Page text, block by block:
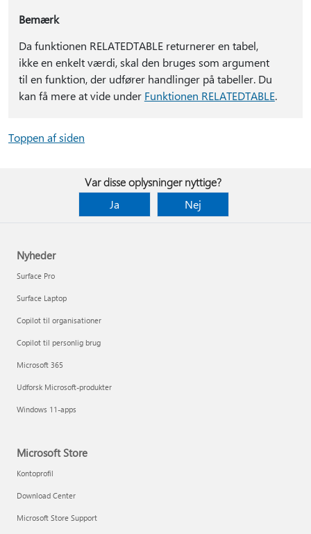
Bemærk
Da funktionen RELATEDTABLE returnerer en tabel,
ikke en enkelt værdi, skal den bruges som argument
til en funktion, der udfører handlinger på tabeller. Du
kan få mere at vide under Funktionen RELATEDTABLE.
Toppen af siden
Var disse oplysninger nyttige?
Ja
Nej
Nyheder
Surface Pro
Surface Laptop
Copilot til organisationer
Copilot til personlig brug
Microsoft 365
Udforsk Microsoft-produkter
Windows 11-apps
Microsoft Store
Kontoprofil
Download Center
Microsoft Store Support